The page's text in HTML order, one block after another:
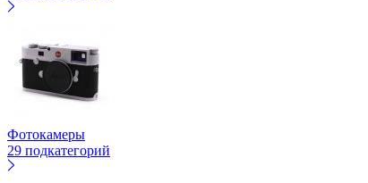
Фотокамеры
29 подкатегорий